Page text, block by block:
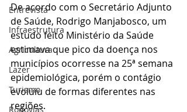
Entrevista
Infraestrutura
Agricultura
Lazer
Turismo
Rodovias
De acordo com o Secretário Adjunto
de Saúde, Rodrigo Manjabosco, um
estudo feito Ministério da Saúde
estimava que pico da doença nos
municípios ocorresse na 25ª semana
epidemiológica, porém o contágio
evoluiu de formas diferentes nas
regiões.